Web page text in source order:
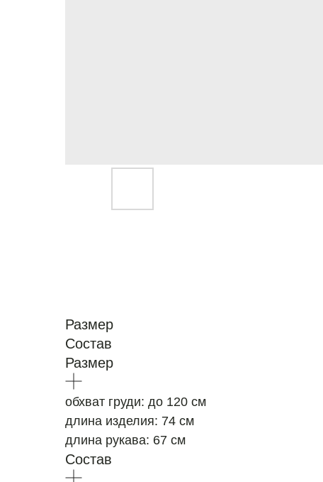
Размер
Состав
Размер
обхват груди: до 120 см
длина изделия: 74 см
длина рукава: 67 см
Состав